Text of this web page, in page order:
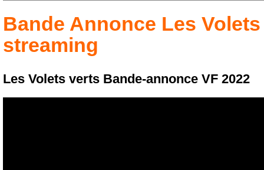
Bande Annonce Les
streaming
Les Volets verts Bande-annonce VF 2022